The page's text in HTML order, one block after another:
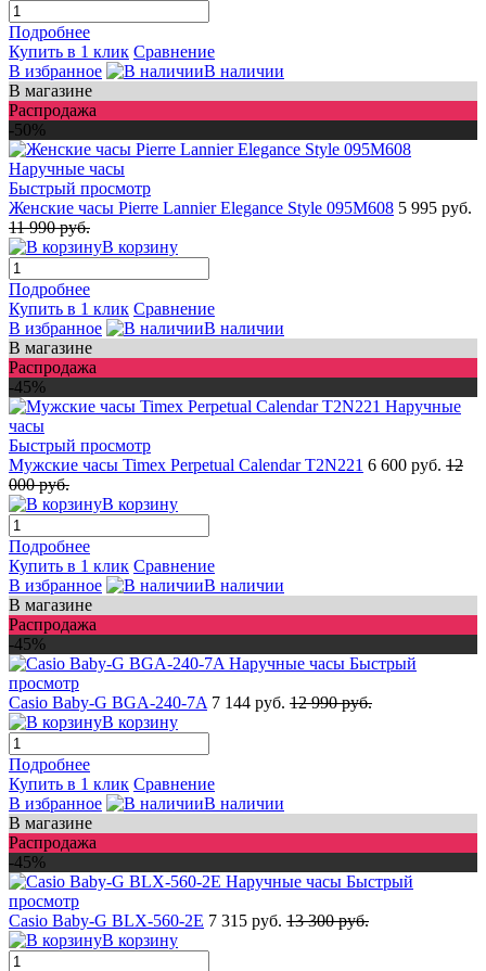
Подробнее
Купить в 1 клик Сравнение
В избранное
В наличии
В магазине
Распродажа
-50%
Быстрый просмотр
Женские часы Pierre Lannier Elegance Style 095M608 5 995 руб.
11 990 руб.
В корзину
Подробнее
Купить в 1 клик Сравнение
В избранное
В наличии
В магазине
Распродажа
-45%
Быстрый просмотр
Мужские часы Timex Perpetual Calendar T2N221 6 600 руб. 12
000 руб.
В корзину
Подробнее
Купить в 1 клик Сравнение
В избранное
В наличии
В магазине
Распродажа
-45%
Быстрый
просмотр
Casio Baby-G BGA-240-7A 7 144 руб. 12 990 руб.
В корзину
Подробнее
Купить в 1 клик Сравнение
В избранное
В наличии
В магазине
Распродажа
-45%
Быстрый
просмотр
Casio Baby-G BLX-560-2E 7 315 руб. 13 300 руб.
В корзину